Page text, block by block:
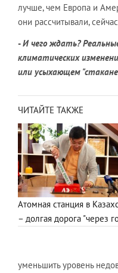
лучше, чем Европа и
они рассчитывали,
-И чего ждать?
климатических
или усыхающем "стакане
ЧИТАЙТЕ ТАКЖЕ
Атомная станция в
– долгая дорога "через
уменьшить уровень